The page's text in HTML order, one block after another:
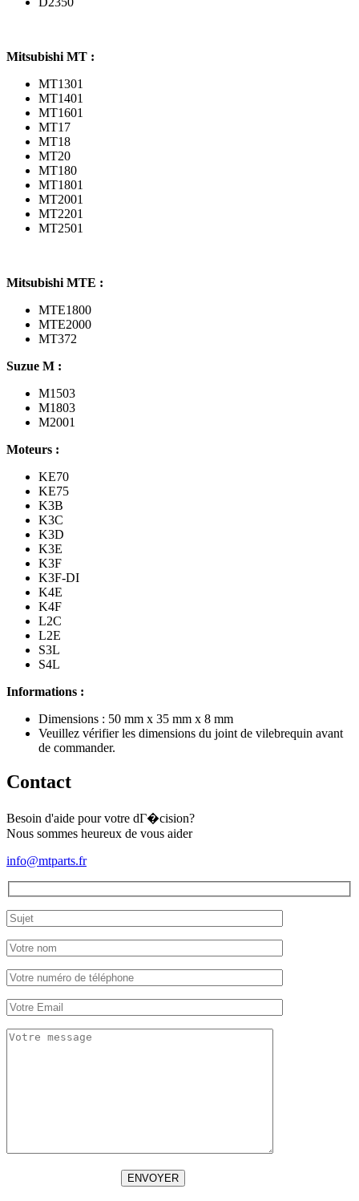
Mitsubishi MT :
MT1301
MT1401
MT1601
MT17
MT18
MT20
MT180
MT1801
MT2001
MT2201
MT2501
Mitsubishi MTE :
MTE1800
MTE2000
MT372
Suzue M :
M1503
M1803
M2001
Moteurs :
KE70
KE75
K3B
K3C
K3D
K3E
K3F
K3F-DI
K4E
K4F
L2C
L2E
S3L
S4L
Informations :
Dimensions : 50 mm x 35 mm x 8 mm
Veuillez vérifier les dimensions du joint de vilebrequin avant
de commander.
Contact
Besoin d'aide pour votre dГ�cision?
Nous sommes heureux de vous aider
info@mtparts.fr
ENVOYER